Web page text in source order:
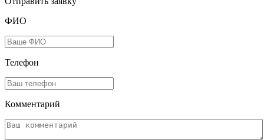
ФИО
Телефон
Комментарий